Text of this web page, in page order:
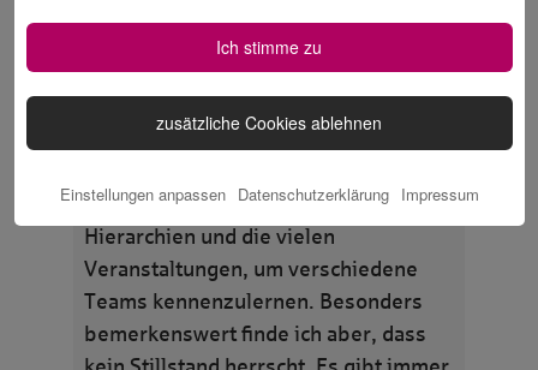
ich etwas lernen kann.
Unternehmenskultur?
mit Kolleg:innen, die kurzen
Hierarchien und die vielen
Veranstaltungen, um verschiedene
Teams kennenzulernen. Besonders
bemerkenswert finde ich aber, dass
Ich stimme zu
zusätzliche Cookies ablehnen
Einstellungen anpassen Datenschutzerklärung Impressum